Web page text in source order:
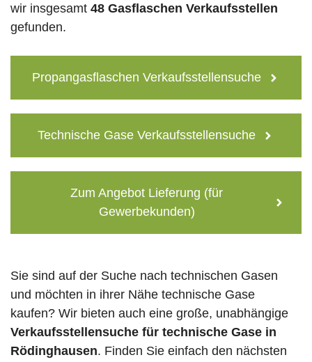
wir insgesamt 48 Gasflaschen Verkaufsstellen
gefunden.
Propangasflaschen Verkaufsstellensuche
Technische Gase Verkaufsstellensuche
Zum Angebot Lieferung (für
Gewerbekunden)
Sie sind auf der Suche nach technischen Gasen
und möchten in ihrer Nähe technische Gase
kaufen? Wir bieten auch eine große, unabhängige
Verkaufsstellensuche für technische Gase in
Rödinghausen. Finden Sie einfach den nächsten